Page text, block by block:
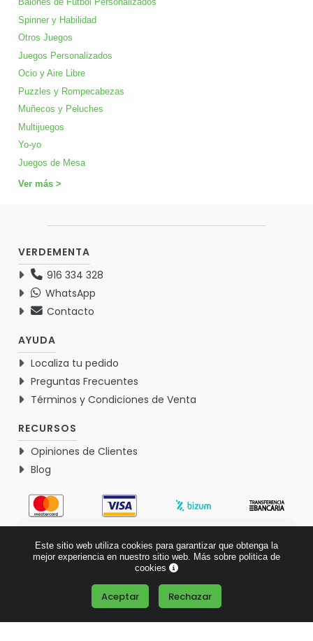
Spinner y Habilidad
Otros Juegos
Juegos Personalizados
Ocio y Aire Libre
Puzzles y Rompecabezas
Muñecos y Peluches
Multijuegos
Yo-yo
Juegos de Mesa
Ver más >
VERDEMENTA
916 334 328
WhatsApp
Contacto
AYUDA
Localiza tu pedido
Preguntas Frecuentes
Términos y Condiciones de Venta
RECURSOS
Opiniones de Clientes
Blog
Basado en 1770 opiniones >
Este sitio web utiliza cookies para garantizar que obtenga la
mejor experiencia en nuestro sitio web. Más sobre politica de
cookies
Aceptar Rechazar